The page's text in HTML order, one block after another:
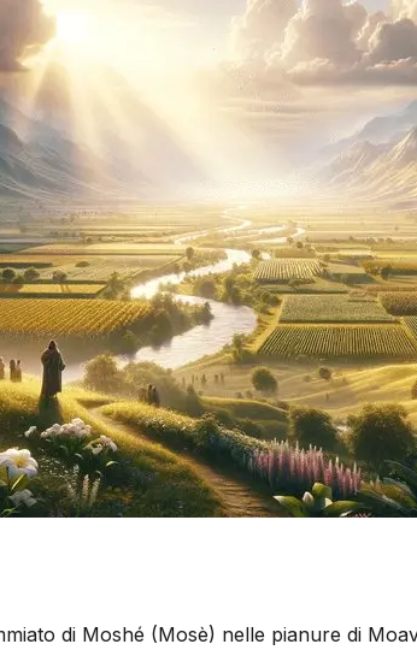
di Moshé (Mosè) nelle pianure di